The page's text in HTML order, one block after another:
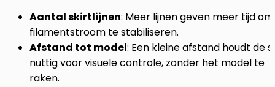
Aantal skirtlijnen: Meer lijnen geven meer tijd
filamentstroom te stabiliseren.
Afstand tot model: Een kleine afstand houdt de
nuttig voor visuele controle, zonder het model te
raken.